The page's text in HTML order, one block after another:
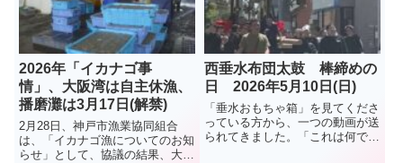
日、女性2人が電車と接触する...
2026年「イカナゴ事
情」、大阪湾は自主休漁、
播磨灘は3月17日(解禁)
2月28日、神戸市漁業協同組合
は、「イカナゴ漁についてのお知
らせ」として、協議の結果、大阪
西垂水布団太鼓 棒締めの
日 2026年5月10日(日)
「垂水おもちゃ箱」を見てくださ
っている方から、一つの動画が送
られてきました。「これは何でし